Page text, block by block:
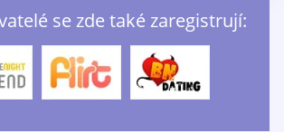
se zde také zaregistrují: